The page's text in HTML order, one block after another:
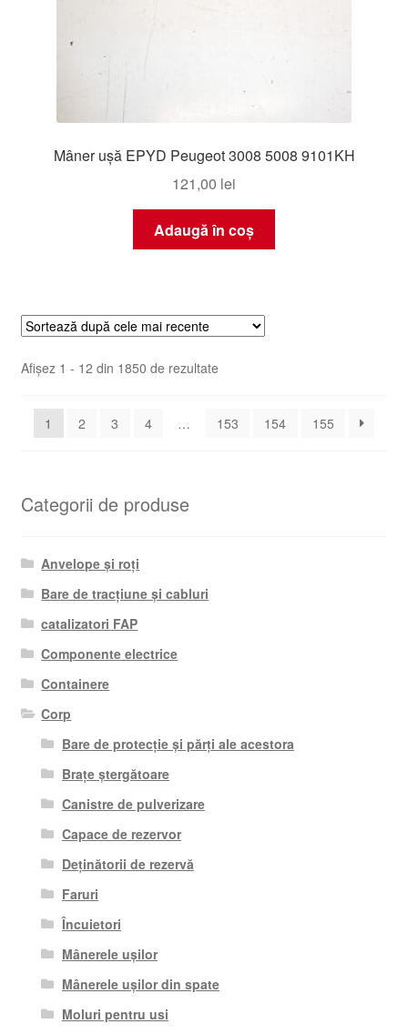
Mâner ușă EPYD Peugeot 3008 5008 9101KH
121,00 lei
Adaugă în coș
Afișez 1 - 12 din 1850 de rezultateSortat
mai
1 2 3 4 … 153 154 155
Categorii de produse
Anvelope și roți
Bare de tracțiune și cabluri
catalizatori FAP
Componente electrice
Containere
Corp
Bare de protecție și părți ale acestora
Brațe ștergătoare
Canistre de pulverizare
Capace de rezervor
Deținătorii de rezervă
Faruri
Încuietori
Mânerele ușilor
Mânerele ușilor din spate
Moluri pentru usi